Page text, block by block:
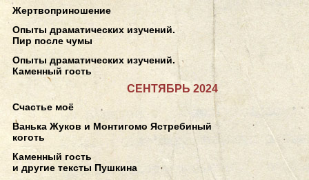
Жертвоприношение
Опыты драматических изучений.
Пир после чумы
Опыты драматических изучений.
Каменный гость
СЕНТЯБРЬ 2024
Счастье моё
Ванька Жуков и Монтигомо Ястребиный
коготь
Каменный гость
и другие тексты Пушкина